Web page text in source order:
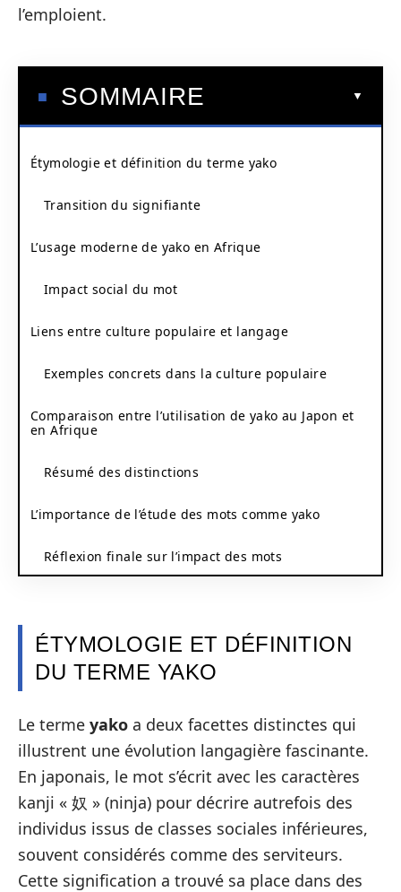
l’emploient.
SOMMAIRE
Étymologie et définition du terme yako
Transition du signifiante
L’usage moderne de yako en Afrique
Impact social du mot
Liens entre culture populaire et langage
Exemples concrets dans la culture populaire
Comparaison entre l’utilisation de yako au Japon et
en Afrique
Résumé des distinctions
L’importance de l’étude des mots comme yako
Réflexion finale sur l’impact des mots
ÉTYMOLOGIE ET DÉFINITION
DU TERME YAKO
Le terme yako a deux facettes distinctes qui
illustrent une évolution langagière fascinante.
En japonais, le mot s’écrit avec les caractères
kanji « 奴 » (ninja) pour décrire autrefois des
individus issus de classes sociales inférieures,
souvent considérés comme des serviteurs.
Cette signification a trouvé sa place dans des